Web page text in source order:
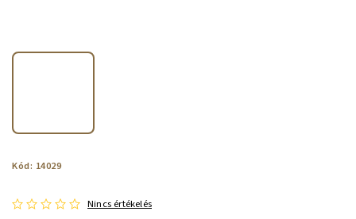
Kód: 14029
Nincs értékelés